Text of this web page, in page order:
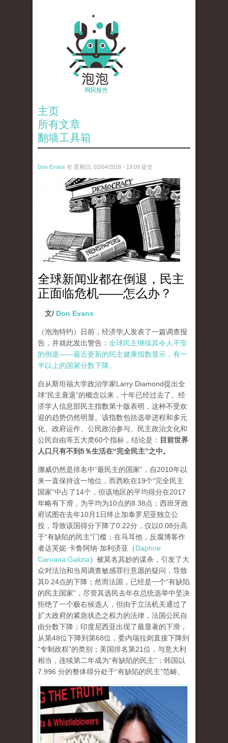
主页
所有文章
翻墙工具箱
Don Evans 在 星期日, 02/04/2018 - 19:09 提交
wechatimg1287.jpeg
全球新闻业都在倒退，民主
正面临危机——怎么办？
文/ Don Evans
（泡泡特约）
日前，经济学人发表了一篇调查报
告，并就此发出警告： 全球民主继续其令人不安
的倒退——最近更新的民主健康指数显示，有一
半以上的国家分数下降。
自从斯坦福大学政治学家Larry Diamond提出全
球“民主衰退”的概念以来，十年已经过去了。经
济学人信息部民主指数第十版表明，这种不受欢
迎的趋势仍然明显。该指数包括选举进程和多元
化、政府运作、公民政治参与、民主政治文化和
公民自由等五大类60个指标，结论是： 目前世界
人口只有不到5％生活在“完全民主”之中。
挪威仍然是排名中“最民主的国家”，自2010年以
来一直保持这一地位，而西欧在19个“完全民主
国家”中占了14个，但该地区的平均得分在2017
年略有下滑，为平均为10点的8.38点；西班牙政
府试图在去年10月1日终止加泰罗尼亚独立公
投，导致该国得分下降了0.22分，仅以0.08分高
于“有缺陷的民主”门槛；在马耳他，反腐博客作
者达芙妮·卡鲁阿纳·加利济亚（Daphne
Caruana Galizia）被莫名其妙的谋杀，引发了大
众对法治和当局调查敏感罪行意愿的疑问，导致
其0.24点的下降；然而法国，已经是一个“有缺陷
的民主国家”，尽管其选民去年在总统选举中坚决
拒绝了一个极右候选人，但由于立法机关通过了
扩大政府的紧急状态之权力的法律，法国公民自
由分数下降；印度尼西亚出现了最显著的下滑，
从第48位下降到第68位，委内瑞拉则直接下降到
“专制政权”的类别；美国排名第21位，与意大利
相当，连续第二年成为“有缺陷的民主”；韩国以
7.996 分的整体得分处于“有缺陷的民主”范畴。